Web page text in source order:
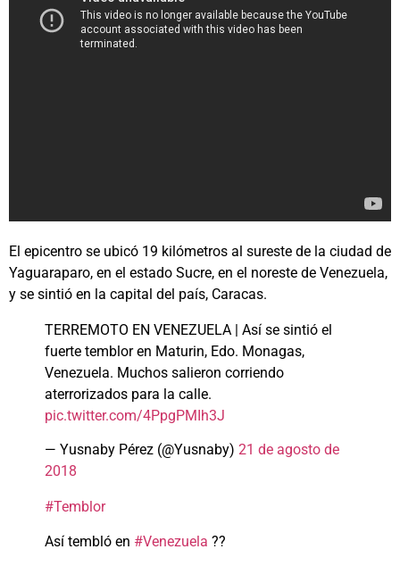
El epicentro se ubicó 19 kilómetros al sureste de la ciudad de
Yaguaraparo, en el estado Sucre, en el noreste de Venezuela,
y se sintió en la capital del país, Caracas.
TERREMOTO EN VENEZUELA | Así se sintió el
fuerte temblor en Maturin, Edo. Monagas,
Venezuela. Muchos salieron corriendo
aterrorizados para la calle.
pic.twitter.com/4PpgPMIh3J
— Yusnaby Pérez (@Yusnaby) 21 de agosto de
2018
#Temblor
Así tembló en #Venezuela ??